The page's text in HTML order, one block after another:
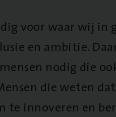
voor waar wij in
en ambitie.
nodig die
die weten
te innoveren en